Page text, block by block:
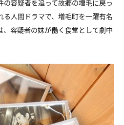
容疑者を追って故郷の増毛に戻っ
る人間ドラマで、増毛町を一躍有名
、容疑者の妹が働く食堂として劇中